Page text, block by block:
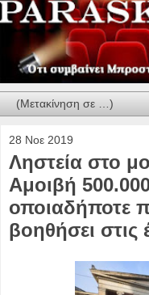
28 Νοε 2019
Ληστεία στο
Αμοιβή
οποιαδήποτε
βοηθήσει στις